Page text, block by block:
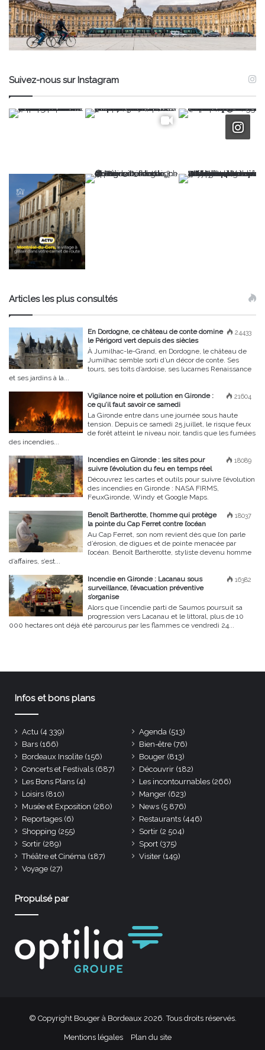
Suivez-nous sur Instagram
Articles les plus consultés
24433
En Dordogne, ce château de conte domine
le Périgord vert depuis des siècles
À Jumilhac-le-Grand, en Dordogne, le château de
Jumilhac semble sorti d’un décor de conte. Ses
tours, ses toits d’ardoise, ses lucarnes Renaissance
et ses jardins à la...
21604
Vigilance noire et pollution en Gironde :
ce qu’il faut savoir ce samedi
La Gironde entre dans une journée sous haute
tension. Depuis ce samedi 25 juillet, le risque feux
de forêt atteint le niveau noir, tandis que les fumées
des incendies...
18089
Incendies en Gironde : les sites pour
suivre l’évolution du feu en temps réel
Découvrez les cartes et outils pour suivre l’évolution
des incendies en Gironde : NASA FIRMS,
FeuxGironde, Windy et Google Maps.
18037
Benoît Bartherotte, l’homme qui protège
la pointe du Cap Ferret contre l’océan
Au Cap Ferret, son nom revient dès que l’on parle
d’érosion, de digues et de pointe menacée par
l’océan. Benoît Bartherotte, styliste devenu homme
d’affaires, s’est...
16382
Incendie en Gironde : Lacanau sous
surveillance, l’évacuation préventive
s’organise
Alors que l’incendie parti de Saumos poursuit sa
progression vers Lacanau et le littoral, plus de 10
000 hectares ont déjà été parcourus par les flammes ce vendredi 24...
Infos et bons plans
Actu (4 339) Agenda (513)
Bars (166) Bien-être (76)
Bordeaux Insolite (156) Bouger (813)
Concerts et Festivals (687) Découvrir (182)
Les Bons Plans (4) Les incontournables (266)
Loisirs (810) Manger (623)
Musée et Exposition (280) News (5 876)
Reportages (6) Restaurants (446)
Shopping (255) Sortir (2 504)
Sortir (289) Sport (375)
Théâtre et Cinéma (187) Visiter (149)
Voyage (27)
Propulsé par
© Copyright Bouger à Bordeaux 2026. Tous droits réservés.
Mentions légales Plan du site